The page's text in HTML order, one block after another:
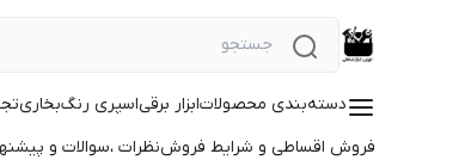
دسته‌بندی محصولاتابزار برقیاسپری رنگبخاری
فروش اقساطی و شرایط فروشنظرات ،سوالات و